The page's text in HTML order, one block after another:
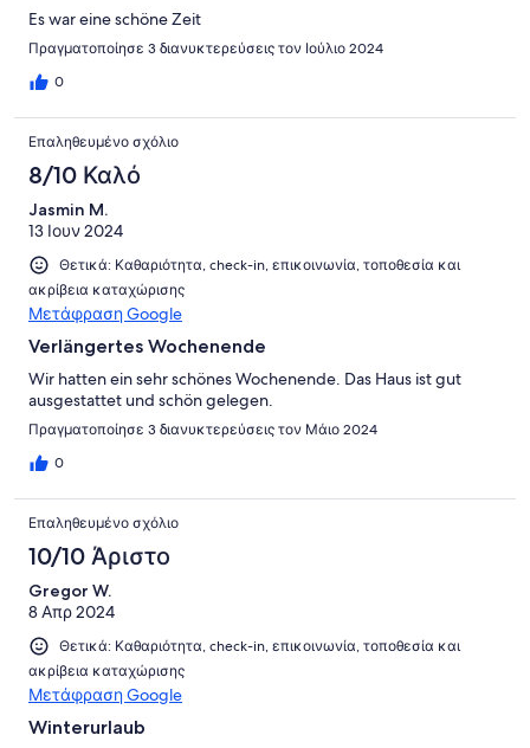
Es war eine schöne Zeit
Πραγματοποίησε 3 διανυκτερεύσεις τον Ιούλιο 2024
0
Επαληθευμένο σχόλιο
8/10 Καλό
Jasmin M.
13 Ιουν 2024
Θετικά: Καθαριότητα, check-in, επικοινωνία, τοποθεσία και
ακρίβεια καταχώρισης
Μετάφραση Google
Verlängertes Wochenende
Wir hatten ein sehr schönes Wochenende. Das Haus ist gut
ausgestattet und schön gelegen.
Πραγματοποίησε 3 διανυκτερεύσεις τον Μάιο 2024
0
Επαληθευμένο σχόλιο
10/10 Άριστο
Gregor W.
8 Απρ 2024
Θετικά: Καθαριότητα, check-in, επικοινωνία, τοποθεσία και
ακρίβεια καταχώρισης
Μετάφραση Google
Winterurlaub